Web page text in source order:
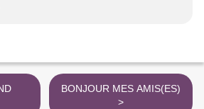
BONJOUR MES AMIS(ES)
>